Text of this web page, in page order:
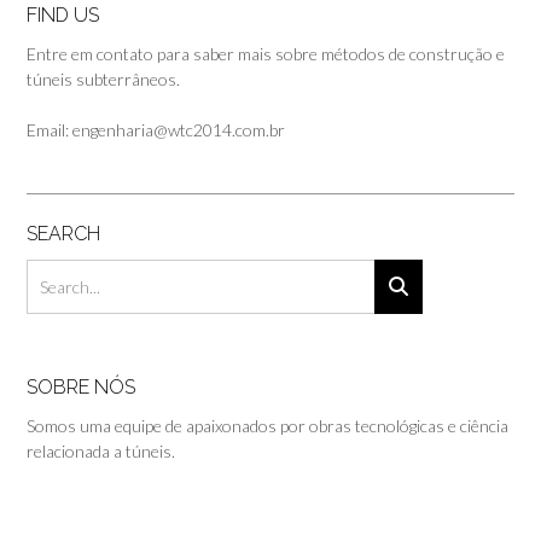
FIND US
Entre em contato para saber mais sobre métodos de construção e
túneis subterrâneos.
Email: engenharia@wtc2014.com.br
SEARCH
SOBRE NÓS
Somos uma equipe de apaixonados por obras tecnológicas e ciência
relacionada a túneis.